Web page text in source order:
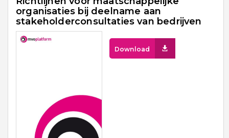
organisaties bij deelname aan
stakeholderconsultaties van bedrijven
Download